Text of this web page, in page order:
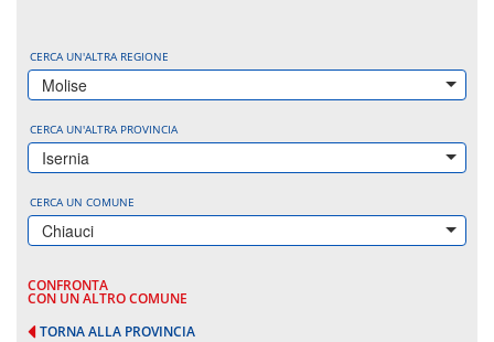
CERCA UN'ALTRA REGIONE
Molise
CERCA UN'ALTRA PROVINCIA
Isernia
CERCA UN COMUNE
Chiauci
CONFRONTA
CON UN ALTRO COMUNE
TORNA ALLA PROVINCIA